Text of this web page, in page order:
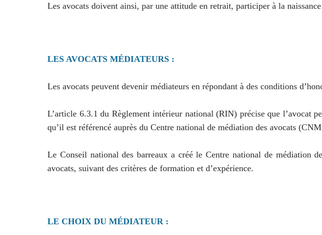
Les avocats doivent ainsi, par une attitude en retrait, participer à la
LES AVOCATS MÉDIATEURS :
Les avocats peuvent devenir médiateurs en répondant à des conditions
L’article 6.3.1 du Règlement intérieur national (RIN) précise que l’avocat
qu’il est référencé auprès du Centre national de médiation des avocats
Le Conseil national des barreaux a créé le Centre national de médiation
avocats, suivant des critères de formation et d’expérience.
LE CHOIX DU MÉDIATEUR :